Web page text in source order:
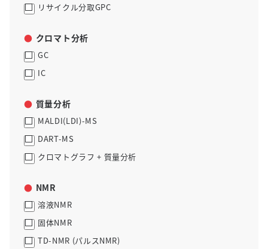
リサイクル分取GPC
クロマト分析
GC
IC
質量分析
MALDI(LDI)-MS
DART-MS
クロマトグラフ + 質量分析
NMR
溶液NMR
固体NMR
TD-NMR (パルスNMR)